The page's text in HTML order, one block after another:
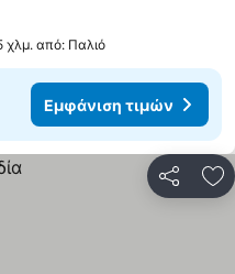
χλμ. από: Παλιό
Εμφάνιση τιμών